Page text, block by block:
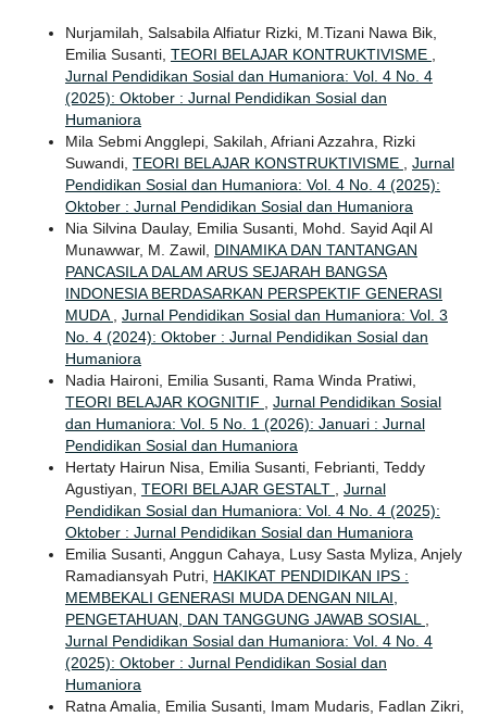
Nurjamilah, Salsabila Alfiatur Rizki, M.Tizani Nawa Bik,
Emilia Susanti, TEORI BELAJAR KONTRUKTIVISME
Jurnal Pendidikan Sosial dan Humaniora: Vol. 4 No. 4
(2025): Oktober : Jurnal Pendidikan Sosial dan
Humaniora
Mila Sebmi Angglepi, Sakilah, Afriani Azzahra, Rizki
Suwandi, TEORI BELAJAR KONSTRUKTIVISME
Jurnal
Pendidikan Sosial dan Humaniora: Vol. 4 No. 4 (2025):
Oktober : Jurnal Pendidikan Sosial dan Humaniora
Nia Silvina Daulay, Emilia Susanti, Mohd. Sayid Aqil Al
Munawwar, M. Zawil, DINAMIKA DAN TANTANGAN
PANCASILA DALAM ARUS SEJARAH BANGSA
INDONESIA BERDASARKAN PERSPEKTIF GENERASI
MUDA
Jurnal Pendidikan Sosial dan Humaniora: Vol. 3
No. 4 (2024): Oktober : Jurnal Pendidikan Sosial dan
Humaniora
Nadia Haironi, Emilia Susanti, Rama Winda Pratiwi,
TEORI BELAJAR KOGNITIF
Jurnal Pendidikan Sosial
dan Humaniora: Vol. 5 No. 1 (2026): Januari : Jurnal
Pendidikan Sosial dan Humaniora
Hertaty Hairun Nisa, Emilia Susanti, Febrianti, Teddy
Agustiyan, TEORI BELAJAR GESTALT
Jurnal
Pendidikan Sosial dan Humaniora: Vol. 4 No. 4 (2025):
Oktober : Jurnal Pendidikan Sosial dan Humaniora
Emilia Susanti, Anggun Cahaya, Lusy Sasta Myliza, Anjely
Ramadiansyah Putri, HAKIKAT PENDIDIKAN IPS :
MEMBEKALI GENERASI MUDA DENGAN NILAI,
PENGETAHUAN, DAN TANGGUNG JAWAB SOSIAL
Jurnal Pendidikan Sosial dan Humaniora: Vol. 4 No. 4
(2025): Oktober : Jurnal Pendidikan Sosial dan
Humaniora
Ratna Amalia, Emilia Susanti, Imam Mudaris, Fadlan Zikri,